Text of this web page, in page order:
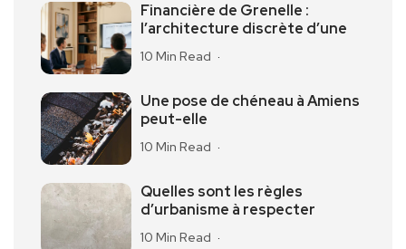
Financière de Grenelle :
l’architecture discrète d’une
10 Min Read
Une pose de chéneau à Amiens
peut-elle
10 Min Read
Quelles sont les règles
d’urbanisme à respecter
10 Min Read